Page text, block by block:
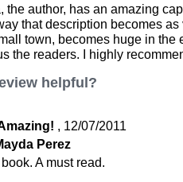
the author, has an amazing
that description becomes
town, becomes huge in the
the readers. I highly
helpful?
, 12/07/2011
Perez
A must read.